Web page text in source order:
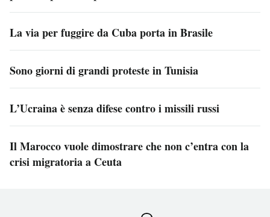
La via per fuggire da Cuba porta in Brasile
Sono giorni di grandi proteste in Tunisia
L’Ucraina è senza difese contro i missili russi
Il Marocco vuole dimostrare che non c’entra con la
crisi migratoria a Ceuta